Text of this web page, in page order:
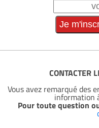
CONTACTER
Vous avez remarqué des
information
Pour toute question